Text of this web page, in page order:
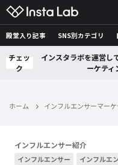
殿堂入り記事 SNS別カテゴリ
チェッ
ク
インスタラボを運営
ーケティ
ホーム インフルエンサーマー
インフルエンサー紹介
インフルエンサー インフルエ